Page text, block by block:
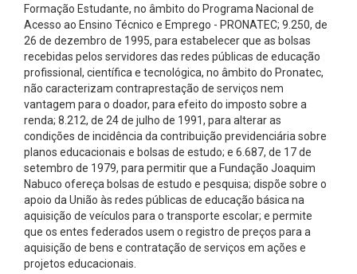
Formação Estudante, no âmbito do Programa Nacional de
Acesso ao Ensino Técnico e Emprego - PRONATEC; 9.250, de
26 de dezembro de 1995, para estabelecer que as bolsas
recebidas pelos servidores das redes públicas de educação
profissional, científica e tecnológica, no âmbito do Pronatec,
não caracterizam contraprestação de serviços nem
vantagem para o doador, para efeito do imposto sobre a
renda; 8.212, de 24 de julho de 1991, para alterar as
condições de incidência da contribuição previdenciária sobre
planos educacionais e bolsas de estudo; e 6.687, de 17 de
setembro de 1979, para permitir que a Fundação Joaquim
Nabuco ofereça bolsas de estudo e pesquisa; dispõe sobre o
apoio da União às redes públicas de educação básica na
aquisição de veículos para o transporte escolar; e permite
que os entes federados usem o registro de preços para a
aquisição de bens e contratação de serviços em ações e
projetos educacionais.